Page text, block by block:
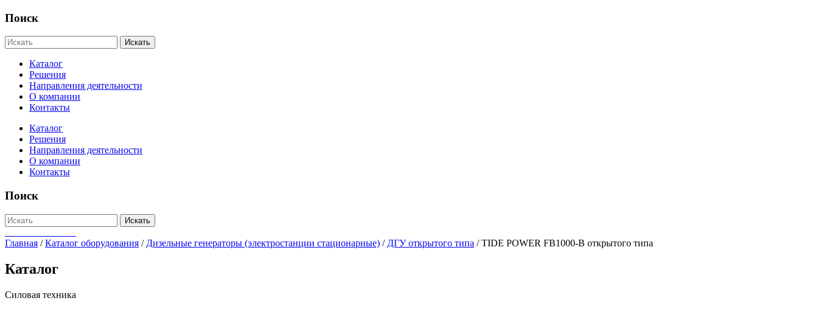
Поиск
Искать
Каталог
Решения
Направления деятельности
О компании
Контакты
Каталог
Решения
Направления деятельности
О компании
Контакты
Поиск
Искать
Главная /Каталог оборудования / Дизельные генераторы (электростанции стационарные) / ДГУ открытого типа /TIDE POWER FB1000-B открытого типа
Каталог
Силовая техника